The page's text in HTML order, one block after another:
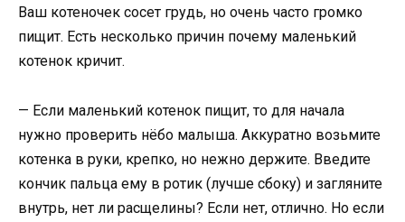
Ваш котеночек сосет грудь, но очень часто громко
пищит. Есть несколько причин почему маленький
котенок кричит.
— Если маленький котенок пищит, то для начала
нужно проверить нёбо малыша. Аккуратно возьмите
котенка в руки, крепко, но нежно держите. Введите
кончик пальца ему в ротик (лучше сбоку) и загляните
внутрь, нет ли расщелины? Если нет, отлично. Но если